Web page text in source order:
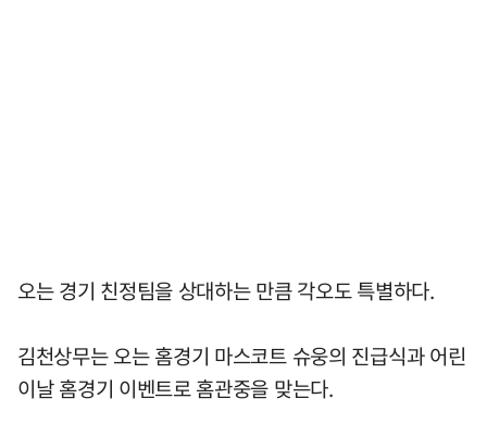
오는 경기 친정팀을 상대하는 만큼 각오도 특별하다.
김천상무는 오는 홈경기 마스코트 슈웅의 진급식과 어린
이날 홈경기 이벤트로 홈관중을 맞는다.